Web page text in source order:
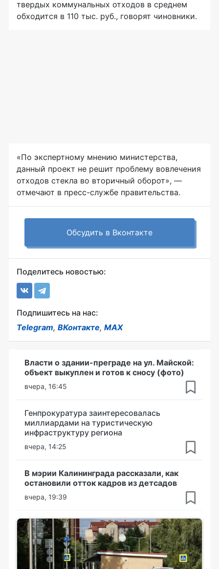
твердых коммунальных отходов в среднем
обходится в 110 тыс. руб., говорят чиновники.
«По экспертному мнению министерства,
данный проект не решит проблему вовлечения
отходов стекла во вторичный оборот», —
отмечают в пресс-службе правительства.
Обсудить в Вконтакте
Поделитесь новостью:
Подпишитесь на нас:
Telegram, ВКонтакте, MAX
Власти о здании-преграде на ул. Майской:
объект выкуплен и готов к сносу (фото)
вчера, 16:45
Генпрокуратура заинтересовалась
миллиардами на туристическую
инфраструктуру региона
вчера, 14:25
В мэрии Калининграда рассказали, как
остановили отток кадров из детсадов
вчера, 19:39